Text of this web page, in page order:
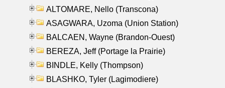
ALTOMARE, Nello (Transcona)
ASAGWARA, Uzoma (Union Station)
BALCAEN, Wayne (Brandon-Ouest)
BEREZA, Jeff (Portage la Prairie)
BINDLE, Kelly (Thompson)
BLASHKO, Tyler (Lagimodiere)